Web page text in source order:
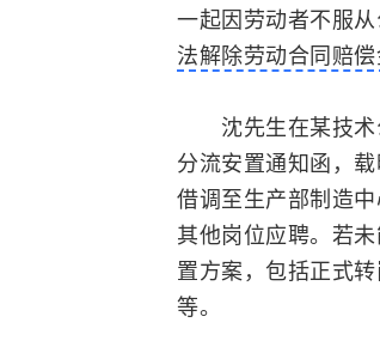
一起因劳动者不服
法解除劳动合同赔
沈先生在某技术
分流安置通知函，
借调至生产部制造
其他岗位应聘。若
置方案，包括正式
等。